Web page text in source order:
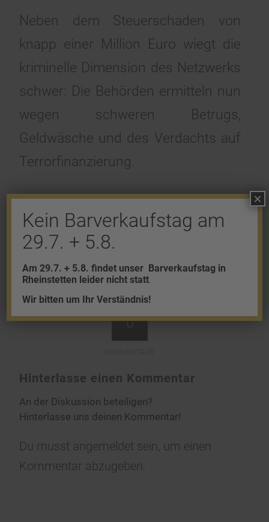
Neben dem Steuerschaden von
knapp einer Million Euro wiegt die
kriminelle Dimension des Netzwerks
schwer: Die Behörden ermitteln nun
wegen schweren Betrugs,
Geldwäsche und des Verdachts auf
Terrorfinanzierung.
0
Hinterlasse einen Kommentar
An der Diskussion beteiligen?
Hinterlasse uns deinen Kommentar!
Du musst angemeldet sein, um einen
Kommentar abzugeben.
Kein Barverkaufstag am
29.7. + 5.8.
Am 29.7. + 5.8. findet unser Barverkaufstag in
Rheinstetten leider nicht statt.
Wir bitten um Ihr Verständnis!
×